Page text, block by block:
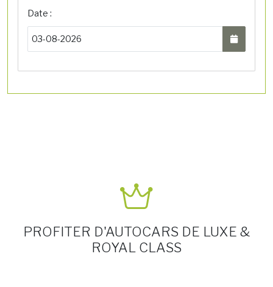
Date :
PROFITER D'AUTOCARS DE LUXE &
ROYAL CLASS